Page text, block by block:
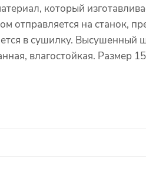
который
отправляется на станок,
в сушилку. Высушенный
влагостойкая. Размер